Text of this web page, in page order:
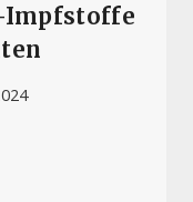
Impfstoffe